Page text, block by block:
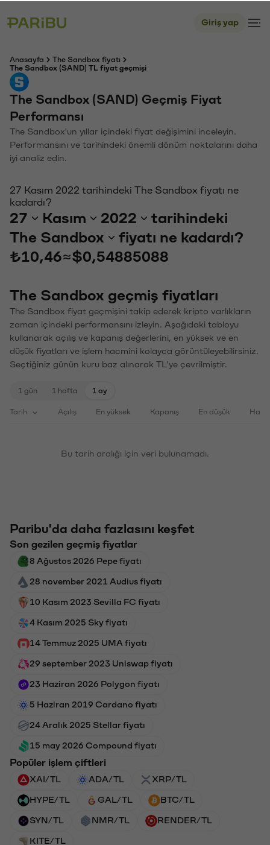
Giriş yap
Anasayfa
The Sandbox fiyatı
The Sandbox (SAND) TL fiyat geçmişi
The Sandbox (SAND) Geçmiş Fiyat
Performansı
The Sandbox'un yıllar içindeki fiyat değişimini inceleyin.
Performansını ve tarihindeki önemli dönüm noktalarını daha
iyi analiz edin.
27 Kasım 2022 tarihindeki The Sandbox fiyatı ne
kadardı?
27 Kasım 2022
tarihindeki
The Sandbox
fiyatı ne kadardı?
₺10,46≈$0,54885088
The Sandbox geçmiş fiyatları
The Sandbox fiyat geçmişini takip ederek kripto varlıkların
zaman içindeki performansını izleyin. Aşağıdaki tabloyu
kullanarak açılış ve kapanış değerlerini, en yüksek ve en
düşük fiyatları ve işlem hacmini kolayca görüntüleyebilirsiniz.
Seçtiğiniz günün kuru baz alınarak TL'ye çevrilmiştir.
1 gün 1 hafta 1 ay
Tarih Açılış En yüksek Kapanış En düşük
Bu tarih aralığı için veri bulunamadı.
Paribu'da daha fazlasını keşfet
Son gezilen geçmiş fiyatlar
8 Ağustos 2026 Pepe fiyatı
28 november 2021 Audius fiyatı
10 Kasım 2023 Sevilla FC fiyatı
4 Kasım 2025 Sky fiyatı
14 Temmuz 2025 UMA fiyatı
29 september 2023 Uniswap fiyatı
23 Haziran 2026 Polygon fiyatı
5 Haziran 2019 Cardano fiyatı
24 Aralık 2025 Stellar fiyatı
15 may 2026 Compound fiyatı
Popüler işlem çiftleri
XAI/TL ADA/TL XRP/TL
HYPE/TL GAL/TL BTC/TL
SYN/TL NMR/TL RENDER/TL
KITE/TL